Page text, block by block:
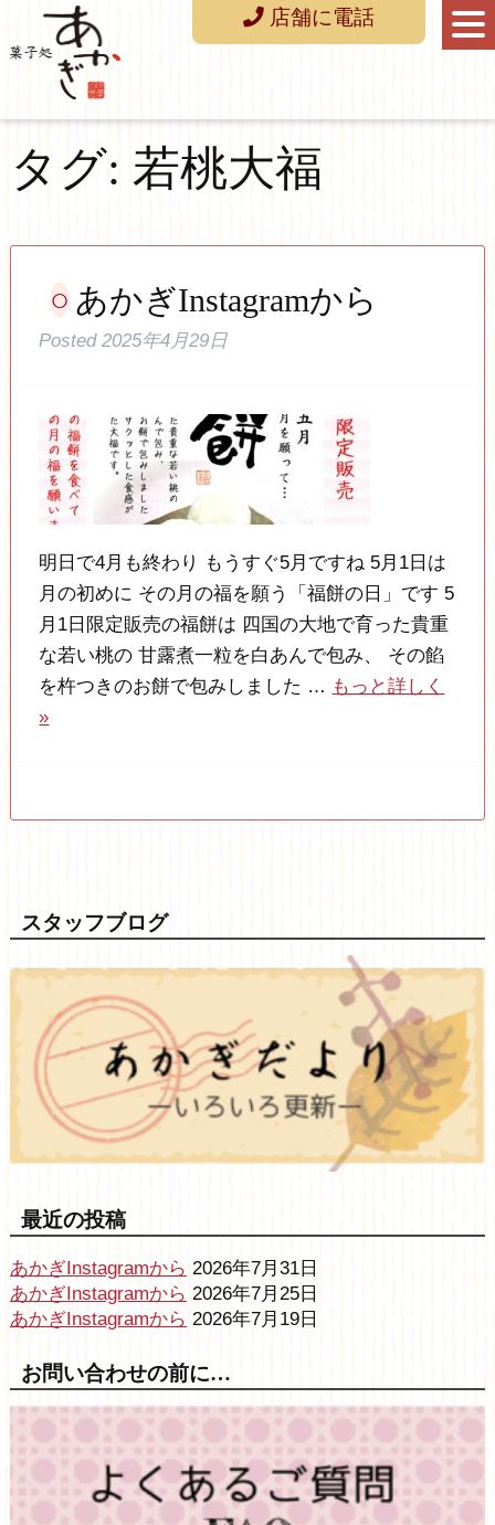
タグ: 若桃大福
あかぎInstagramから
Posted2025年4月29日
明日で4月も終わり もうすぐ5月ですね 5月1日は
月の初めに その月の福を願う「福餅の日」です 5
月1日限定販売の福餅は 四国の大地で育った貴重
な若い桃の 甘露煮一粒を白あんで包み、 その餡
を杵つきのお餅で包みしました … もっと詳しく
»
スタッフブログ
最近の投稿
あかぎInstagramから 2026年7月31日
あかぎInstagramから 2026年7月25日
あかぎInstagramから 2026年7月19日
お問い合わせの前に…
店舗に電話